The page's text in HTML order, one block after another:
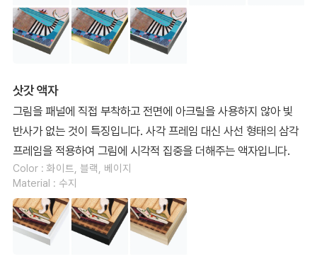
삿갓 액자
그림을 패널에 직접 부착하고 전면에 아크릴을 사용하지 않아 빛
반사가 없는 것이 특징입니다. 사각 프레임 대신 사선 형태의 삼각
프레임을 적용하여 그림에 시각적 집중을 더해주는 액자입니다.
Color : 화이트, 블랙, 베이지
Material : 수지